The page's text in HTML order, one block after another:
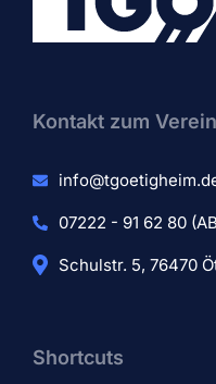
Kontakt zum Verein​
07222 - 91 62 80
Schulstr. 5, 76470
Shortcuts